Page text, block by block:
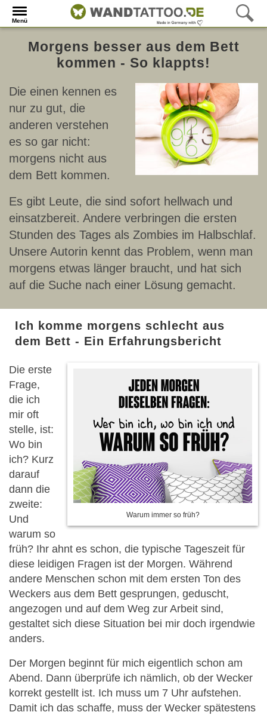
Menü
Morgens besser aus dem Bett
kommen - So klappts!
Die einen kennen es
nur zu gut, die
anderen verstehen
es so gar nicht:
morgens nicht aus
dem Bett kommen.
Es gibt Leute, die sind sofort hellwach und
einsatzbereit. Andere verbringen die ersten
Stunden des Tages als Zombies im Halbschlaf.
Unsere Autorin kennt das Problem, wenn man
morgens etwas länger braucht, und hat sich
auf die Suche nach einer Lösung gemacht.
Ich komme morgens schlecht aus
dem Bett - Ein Erfahrungsbericht
Warum immer so früh?
Die erste
Frage,
die ich
mir oft
stelle, ist:
Wo bin
ich? Kurz
darauf
dann die
zweite:
Und
warum so
früh? Ihr ahnt es schon, die typische Tageszeit für
diese leidigen Fragen ist der Morgen. Während
andere Menschen schon mit dem ersten Ton des
Weckers aus dem Bett gesprungen, geduscht,
angezogen und auf dem Weg zur Arbeit sind,
gestaltet sich diese Situation bei mir doch irgendwie
anders.
Der Morgen beginnt für mich eigentlich schon am
Abend. Dann überprüfe ich nämlich, ob der Wecker
korrekt gestellt ist. Ich muss um 7 Uhr aufstehen.
Damit ich das schaffe, muss der Wecker spätestens